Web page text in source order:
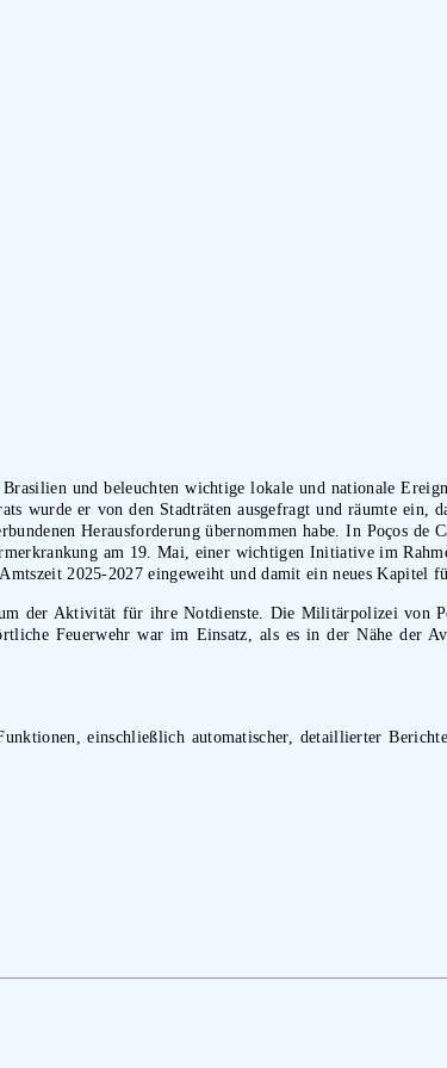
und beleuchten wichtige lokale und nationale
wurde er von den Stadträten ausgefragt und räumte ein,
Herausforderung übernommen habe. In Poços
am 19. Mai, einer wichtigen Initiative im
2025-2027 eingeweiht und damit ein neues Kapitel
der Aktivität für ihre Notdienste. Die Militärpolizei von
Feuerwehr war im Einsatz, als es in der Nähe der
einschließlich automatischer, detaillierter